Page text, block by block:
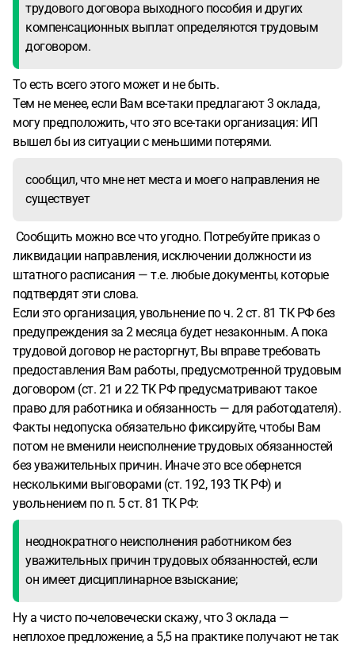
трудового договора выходного пособия и других
компенсационных выплат определяются трудовым
договором.
То есть всего этого может и не быть.
Тем не менее, если Вам все-таки предлагают 3 оклада,
могу предположить, что это все-таки организация: ИП
вышел бы из ситуации с меньшими потерями.
сообщил, что мне нет места и моего направления не
существует
Сообщить можно все что угодно. Потребуйте приказ о
ликвидации направления, исключении должности из
штатного расписания — т.е. любые документы, которые
подтвердят эти слова.
Если это организация, увольнение по ч. 2 ст. 81 ТК РФ без
предупреждения за 2 месяца будет незаконным. А пока
трудовой договор не расторгнут, Вы вправе требовать
предоставления Вам работы, предусмотренной трудовым
договором (ст. 21 и 22 ТК РФ предусматривают такое
право для работника и обязанность — для работодателя).
Факты недопуска обязательно фиксируйте, чтобы Вам
потом не вменили неисполнение трудовых обязанностей
без уважительных причин. Иначе это все обернется
несколькими выговорами (ст. 192, 193 ТК РФ) и
увольнением по п. 5 ст. 81 ТК РФ:
неоднократного неисполнения работником без
уважительных причин трудовых обязанностей, если
он имеет дисциплинарное взыскание;
Ну а чисто по-человечески скажу, что 3 оклада —
неплохое предложение, а 5,5 на практике получают не так